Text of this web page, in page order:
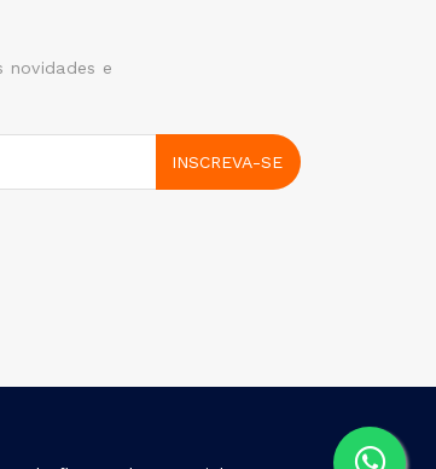
novidades e
INSCREVA-SE